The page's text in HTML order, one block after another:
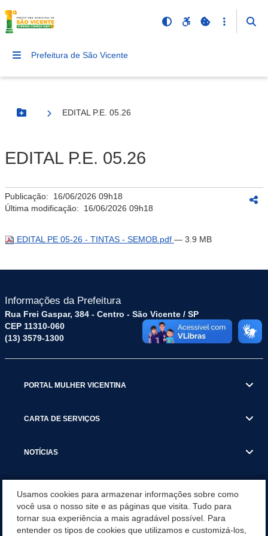
Prefeitura de São Vicente
Botão Menu
EDITAL P.E. 05.26
EDITAL P.E. 05.26
Publicação: 16/06/2026 09h18
Última modificação: 16/06/2026 09h18
EDITAL PE 05-26 - TINTAS - SEMOB.pdf — 3.9 MB
Informações da Prefeitura
Rua Frei Gaspar, 384 - Centro - São Vicente / SP
CEP 11310-060
(13) 3579-1300
PORTAL MULHER VICENTINA
CARTA DE SERVIÇOS
NOTÍCIAS
VISITE SÃO VICENTE
Usamos cookies para armazenar informações sobre como
você usa o nosso site e as páginas que visita. Tudo para
tornar sua experiência a mais agradável possível. Para
entender os tipos de cookies que utilizamos e customizá-los,